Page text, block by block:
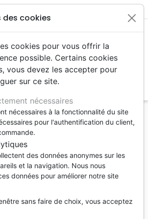
Évangile21
de l'éditeur
Filtrertune
Bibles
Segond
des cookies
cookies pour vous offrir la
possible. Certains cookies
vous devez les accepter pour
sur ce site.
nécessaires
nécessaires à la fonctionnalité du site
pour l'authentification du client,
des données anonymes sur les
et la navigation. Nous nous
données pour améliorer notre site
sans faire de choix, vous acceptez